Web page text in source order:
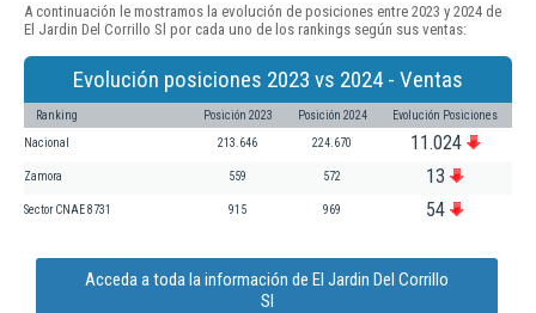
A continuación le mostramos la evolución de posiciones entre 2023 y 2024 de
El Jardin Del Corrillo Sl por cada uno de los rankings según sus ventas:
Evolución posiciones 2023 vs 2024 - Ventas
Ranking Posición 2023 Posición 2024 Evolución Posiciones
Nacional 213.646 224.670 11.024
Zamora 559 572 13
Sector CNAE 8731 915 969 54
Acceda a toda la información de El Jardin Del Corrillo
Sl